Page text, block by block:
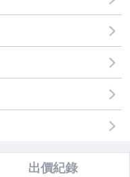
出價紀錄